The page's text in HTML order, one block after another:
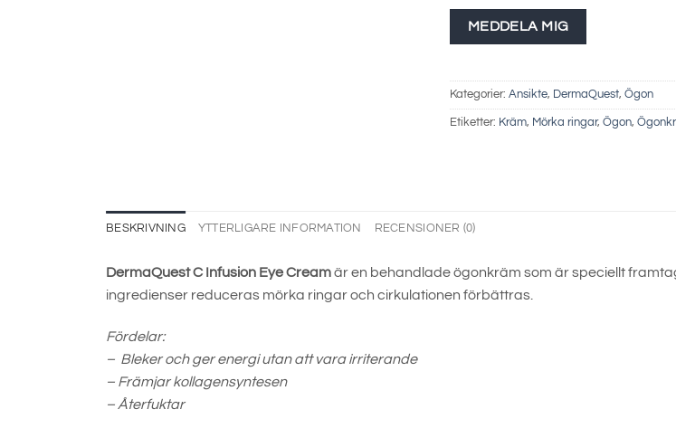
MEDDELA MIG
Kategorier: Ansikte, DermaQuest, Ögon
Etiketter: Kräm, Mörka ringar, Ögon,
BESKRIVNING YTTERLIGARE INFORMATION RECENSIONER (0)
DermaQuest C Infusion Eye Creamär en behandlade ögonkräm som är speciellt
ingredienser reduceras mörka ringar och cirkulationen förbättras.
Fördelar:
– Bleker och ger energi utan att vara irriterande
– Främjar kollagensyntesen
– Återfuktar